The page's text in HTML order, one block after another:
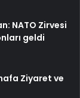
NATO Zirvesi
geldi
Ziyaret ve